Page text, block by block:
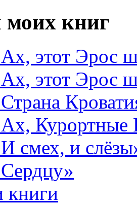
книг
этот Эрос
этот Эрос
смех, и
книги